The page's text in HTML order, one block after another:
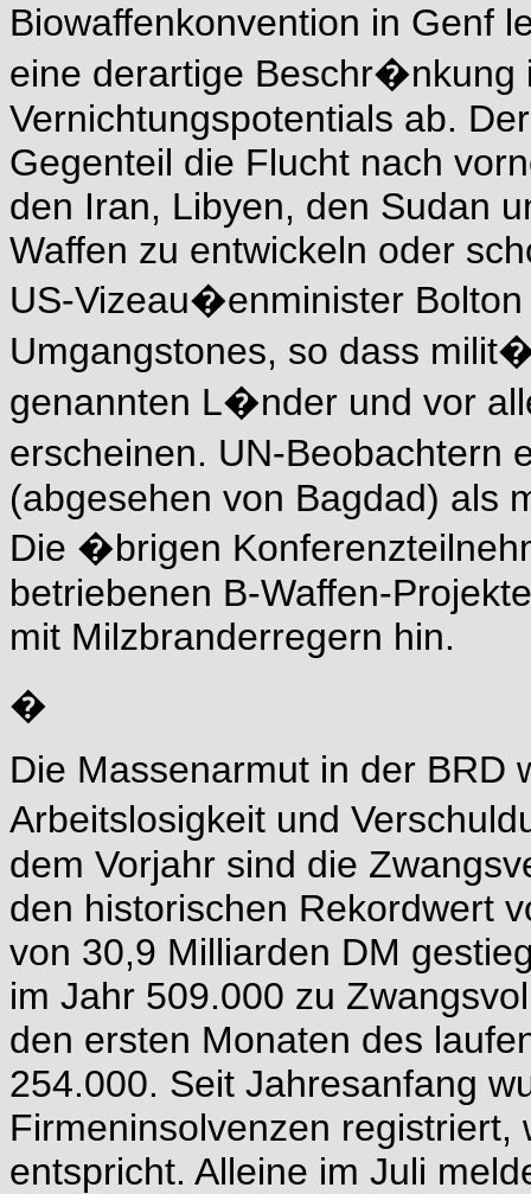
Biowaffenkonvention in Genf
eine derartige
Vernichtungspotentials ab.
Gegenteil die Flucht nach
den Iran, Libyen, den Sudan
Waffen zu entwickeln oder
US-Vizeau�enminister
Umgangstones, so dass
genannten L�nder und vor
erscheinen. UN-Beobachtern
(abgesehen von Bagdad) als
Die �brigen
betriebenen B-Waffen-
mit Milzbranderregern hin.
�
Die Massenarmut in der BRD
Arbeitslosigkeit und
dem Vorjahr sind die
den historischen Rekordwert
von 30,9 Milliarden DM
im Jahr 509.000 zu
den ersten Monaten des
254.000. Seit Jahresanfang
Firmeninsolvenzen
entspricht. Alleine im Juli